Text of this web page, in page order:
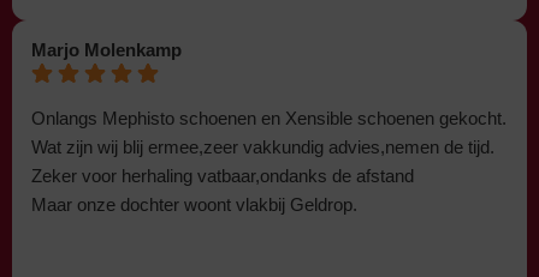
Marjo Molenkamp
Onlangs Mephisto schoenen en Xensible schoenen gekocht.
Wat zijn wij blij ermee,zeer vakkundig advies,nemen de tijd.
Zeker voor herhaling vatbaar,ondanks de afstand
Maar onze dochter woont vlakbij Geldrop.